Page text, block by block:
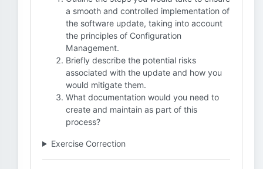
a smooth and controlled implementation of
the software update, taking into account
the principles of Configuration
Management.
Briefly describe the potential risks
associated with the update and how you
would mitigate them.
What documentation would you need to
create and maintain as part of this
process?
Exercise Correction